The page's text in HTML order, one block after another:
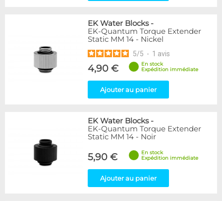
EK Water Blocks-
EK-Quantum Torque Extender
Static MM 14 - Nickel
5/5 - 1 avis
4,90 €
En stock
Expédition immédiate
Ajouter au panier
EK Water Blocks-
EK-Quantum Torque Extender
Static MM 14 - Noir
5,90 €
En stock
Expédition immédiate
Ajouter au panier